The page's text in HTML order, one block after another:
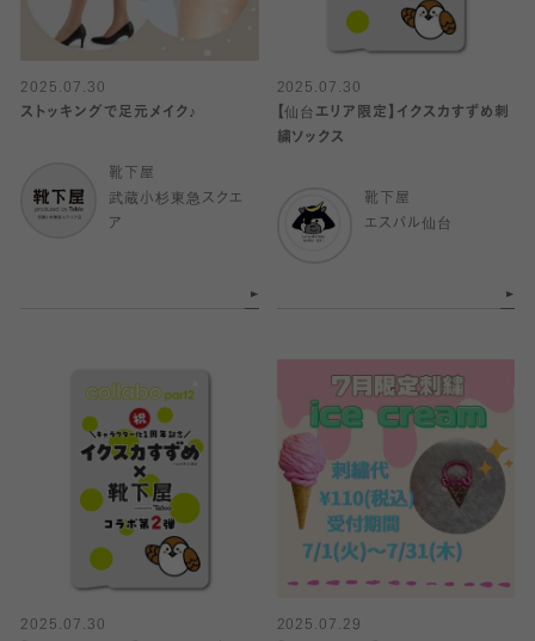
2025.07.30
ストッキングで足元メイク♪
靴下屋
武蔵小杉東急スクエ
ア
2025.07.30
【仙台エリア限定】イクスカすずめ刺
繍ソックス
靴下屋
エスパル仙台
2025.07.30
2025.07.29